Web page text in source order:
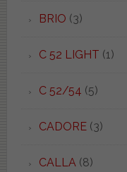
BRIO (3)
C 52 LIGHT (1)
C 52/54 (5)
CADORE(3)
CALLA(8)